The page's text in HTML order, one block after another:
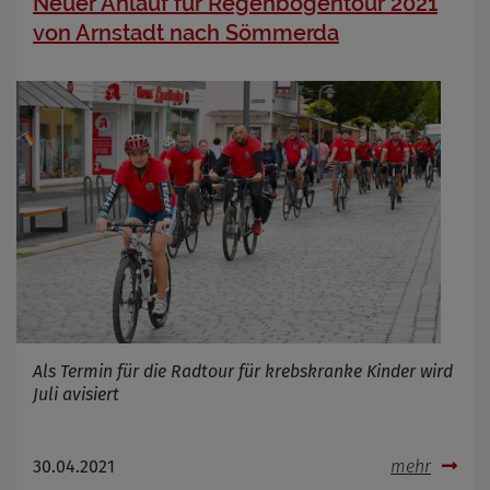
von Arnstadt nach Sömmerda
Als Termin für die Radtour für krebskranke Kinder wird
Juli avisiert
30.04.2021 mehr
Anbieter
Zweck
Cookie Laufzeit
Infos schließen